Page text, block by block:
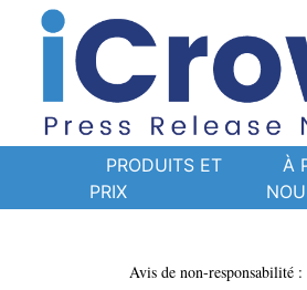
PRODUITS ET
PRIX
À
Avis de non-responsabilité